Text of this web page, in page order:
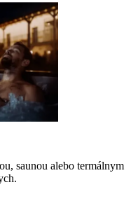
saunou alebo termálnym